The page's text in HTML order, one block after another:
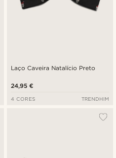
Laço Caveira Natalício Preto
24,95 €
4 CORES TRENDHIM